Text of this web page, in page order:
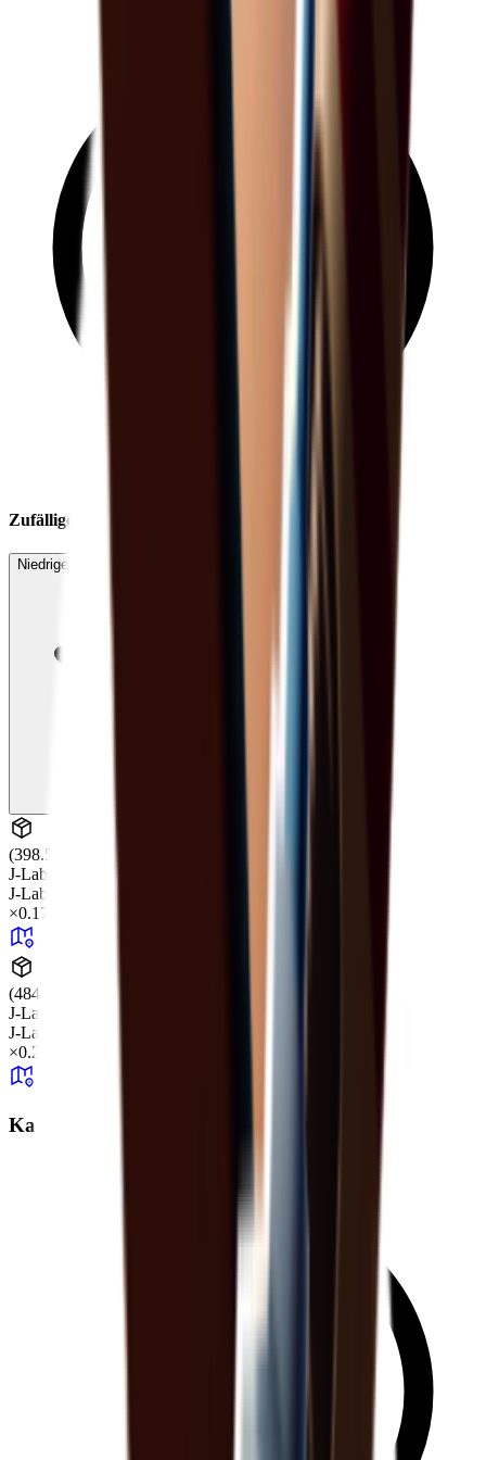
Zufälliger Drop
Niedrige erwartete Drops anzeigen (7)
(398.55, 0.68, -75.16)
J-Lab
J-Lab
×0.17
(484.61, 0.66, -7.86)
J-Lab
J-Lab
×0.29
Karten-Gesamtdrop